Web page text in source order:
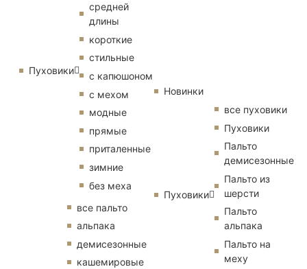
Пуховики
средней
длины
короткие
стильные
с капюшоном
с мехом
модные
прямые
приталенные
зимние
без меха
все пальто
альпака
демисезонные
кашемировые
Новинки
Пуховики
все пуховики
Пуховики
Пальто
демисезонные
Пальто из
шерсти
Пальто
альпака
Пальто на
меху